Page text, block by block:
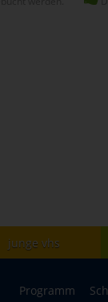
junge vhs
Programm